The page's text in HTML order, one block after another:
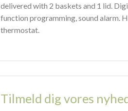
delivered with 2 baskets and 1 lid.
function programming, sound alarm.
thermostat.
Tilmeld dig vores